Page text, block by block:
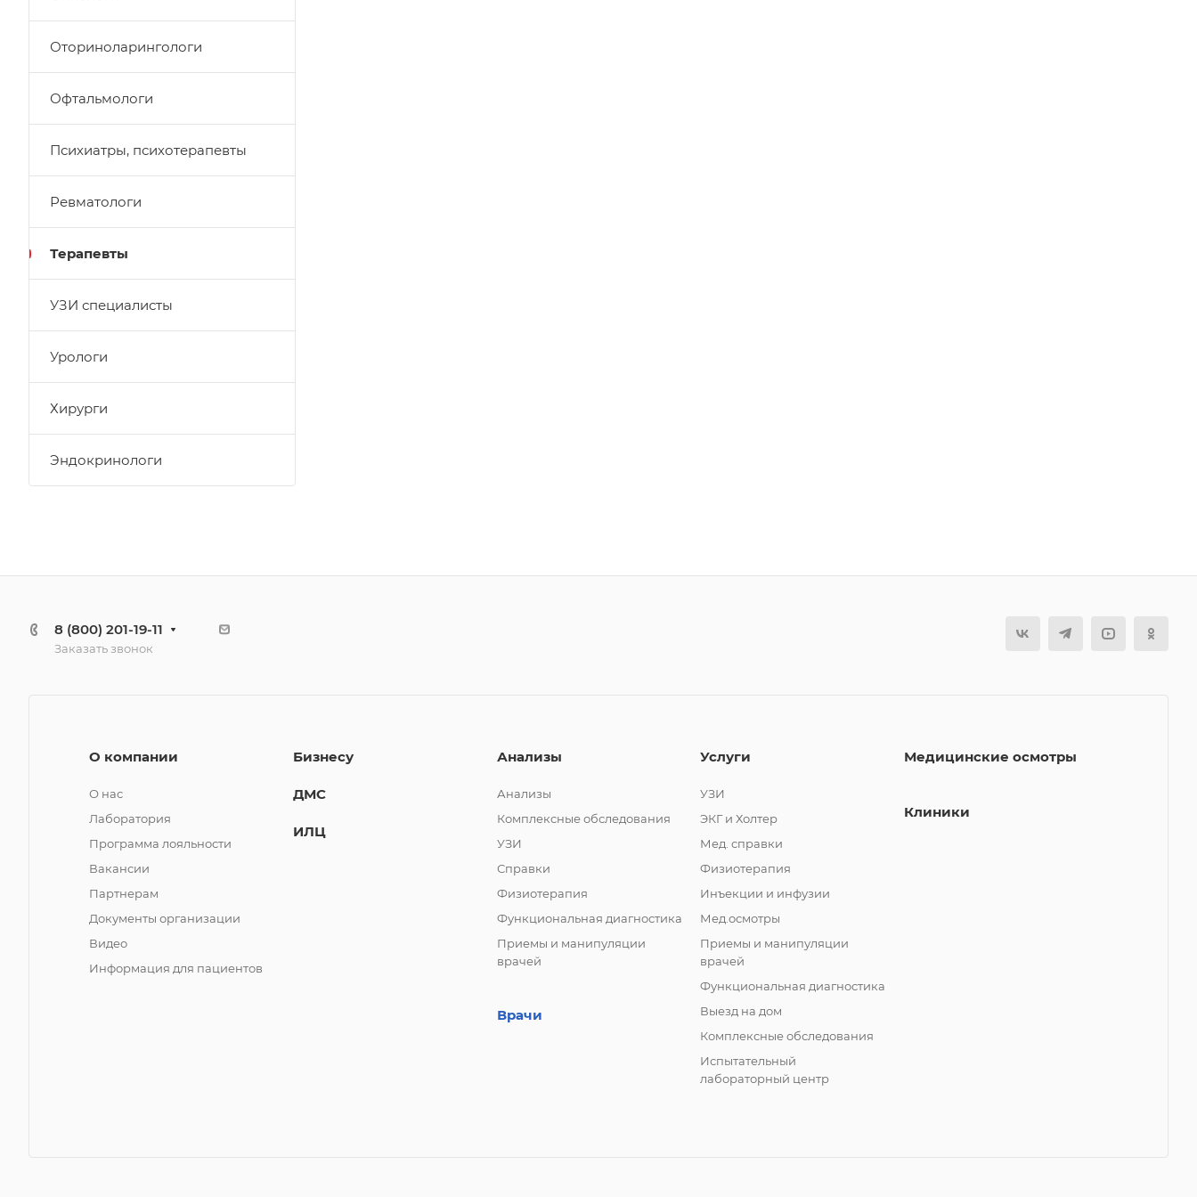
Оториноларингологи
Офтальмологи
Психиатры, психотерапевты
Ревматологи
Терапевты
УЗИ специалисты
Урологи
Хирурги
Эндокринологи
8 (800) 201-19-11
Заказать звонок
О компании
О нас
Лаборатория
Программа лояльности
Вакансии
Партнерам
Документы организации
Видео
Информация для пациентов
Бизнесу
ДМС
ИЛЦ
Анализы
Анализы
Комплексные обследования
УЗИ
Справки
Физиотерапия
Функциональная диагностика
Приемы и манипуляции
врачей
Врачи
Услуги
УЗИ
ЭКГ и Холтер
Мед. справки
Физиотерапия
Инъекции и инфузии
Мед.осмотры
Приемы и манипуляции
врачей
Функциональная диагностика
Выезд на дом
Комплексные обследования
Испытательный
лабораторный центр
Медицинские осмотры
Клиники